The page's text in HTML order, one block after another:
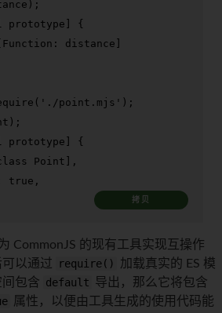
prototype] {
distance]
( './point.mjs'
prototype] {
Point],
true,
拷贝
CommonJS 的现有工具实现互操作
以通过
require()
加载真实的 ES 模
包含 default 导出，那么它将包含
属性，以便由工具生成的使用代码能